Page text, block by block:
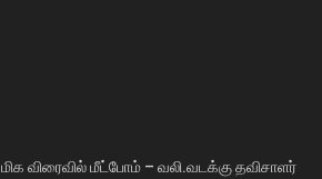
விரைவில் மீட்போம் – வலி.வடக்கு தவிசாளர்